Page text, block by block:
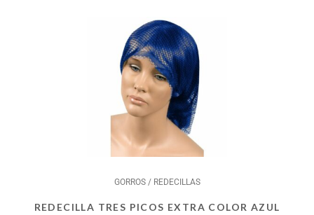
GORROS / REDECILLAS
REDECILLA TRES PICOS EXTRA COLOR AZUL